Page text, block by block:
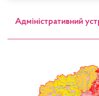
Адміністративний